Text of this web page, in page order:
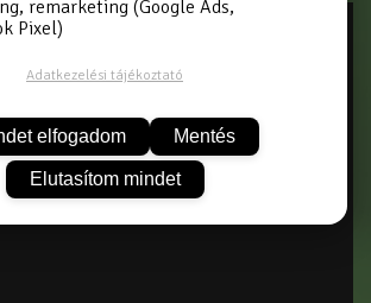
remarketing (Google Ads,
Pixel)
Adatkezelési tájékoztató
elfogadom Mentés
Elutasítom mindet